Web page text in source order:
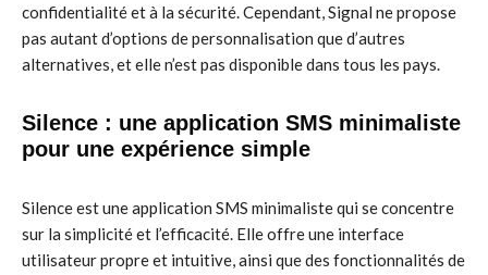
confidentialité et à la sécurité. Cependant, Signal ne propose
pas autant d’options de personnalisation que d’autres
alternatives, et elle n’est pas disponible dans tous les pays.
Silence : une application SMS minimaliste
pour une expérience simple
Silence est une application SMS minimaliste qui se concentre
sur la simplicité et l’efficacité. Elle offre une interface
utilisateur propre et intuitive, ainsi que des fonctionnalités de